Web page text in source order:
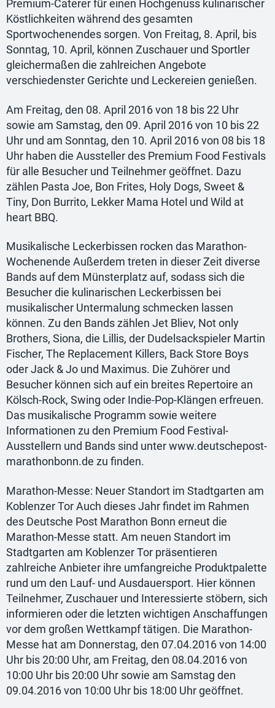
Premium-Caterer für einen Hochgenuss kulinarischer
Köstlichkeiten während des gesamten
Sportwochenendes sorgen. Von Freitag, 8. April, bis
Sonntag, 10. April, können Zuschauer und Sportler
gleichermaßen die zahlreichen Angebote
verschiedenster Gerichte und Leckereien genießen.
Am Freitag, den 08. April 2016 von 18 bis 22 Uhr
sowie am Samstag, den 09. April 2016 von 10 bis 22
Uhr und am Sonntag, den 10. April 2016 von 08 bis 18
Uhr haben die Aussteller des Premium Food Festivals
für alle Besucher und Teilnehmer geöffnet. Dazu
zählen Pasta Joe, Bon Frites, Holy Dogs, Sweet &
Tiny, Don Burrito, Lekker Mama Hotel und Wild at
heart BBQ.
Musikalische Leckerbissen rocken das Marathon-
Wochenende Außerdem treten in dieser Zeit diverse
Bands auf dem Münsterplatz auf, sodass sich die
Besucher die kulinarischen Leckerbissen bei
musikalischer Untermalung schmecken lassen
können. Zu den Bands zählen Jet Bliev, Not only
Brothers, Siona, die Lillis, der Dudelsackspieler Martin
Fischer, The Replacement Killers, Back Store Boys
oder Jack & Jo und Maximus. Die Zuhörer und
Besucher können sich auf ein breites Repertoire an
Kölsch-Rock, Swing oder Indie-Pop-Klängen erfreuen.
Das musikalische Programm sowie weitere
Informationen zu den Premium Food Festival-
Ausstellern und Bands sind unter www.deutschepost-
marathonbonn.de zu finden.
Marathon-Messe: Neuer Standort im Stadtgarten am
Koblenzer Tor Auch dieses Jahr findet im Rahmen
des Deutsche Post Marathon Bonn erneut die
Marathon-Messe statt. Am neuen Standort im
Stadtgarten am Koblenzer Tor präsentieren
zahlreiche Anbieter ihre umfangreiche Produktpalette
rund um den Lauf- und Ausdauersport. Hier können
Teilnehmer, Zuschauer und Interessierte stöbern, sich
informieren oder die letzten wichtigen Anschaffungen
vor dem großen Wettkampf tätigen. Die Marathon-
Messe hat am Donnerstag, den 07.04.2016 von 14:00
Uhr bis 20:00 Uhr, am Freitag, den 08.04.2016 von
10:00 Uhr bis 20:00 Uhr sowie am Samstag den
09.04.2016 von 10:00 Uhr bis 18:00 Uhr geöffnet.